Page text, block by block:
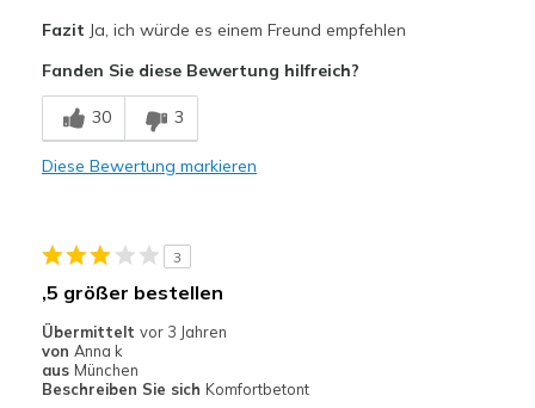
Bequem
Hübsch
Geeignete Verwendung
Freizeitkleidung
Fazit Ja, ich würde es einem Freund empfehlen
Fanden Sie diese Bewertung hilfreich?
30 3
Diese Bewertung markieren
3
,5 größer bestellen
Übermittelt vor 3 Jahren
von Anna k
aus München
Beschreiben Sie sich Komfortbetont